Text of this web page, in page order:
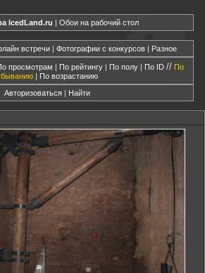
IcedLand.ru | Обои на рабочий стол
встречи| Фотографии с конкурсов| Разное
просмотрам | По рейтингу| По полу| По ID // По
| По возрастанию
Авторизоваться | Найти